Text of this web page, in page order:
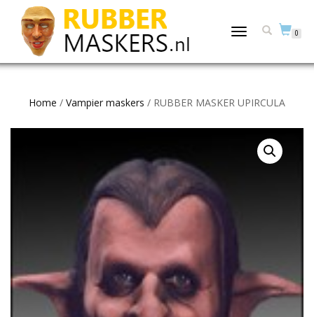
TOGGLE
0
Home / Vampier maskers / RUBBER MASKER UPIRCULA